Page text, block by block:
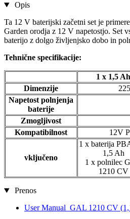
Opis
Ta 12 V baterijski začetni set je
Garden orodja z 12 V napetostjo. Set
baterijo z dolgo življenjsko dobo in
Tehnične specifikacije:
1 x 1,5 Ah
Dimenzije
Napetost polnjenja
baterije
Zmogljivost
Kompatibilnost
12V
vključeno
1 x baterija
1,5 Ah
1 x polnilec
1210 CV
Prenos
User Manual_GAL 1210 CV